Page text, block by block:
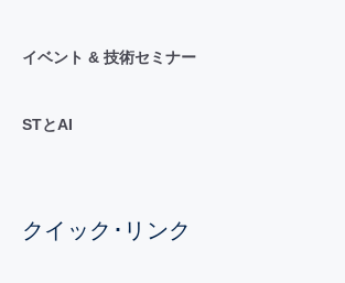
イベント & 技術セミナー
STとAI
クイック･リンク